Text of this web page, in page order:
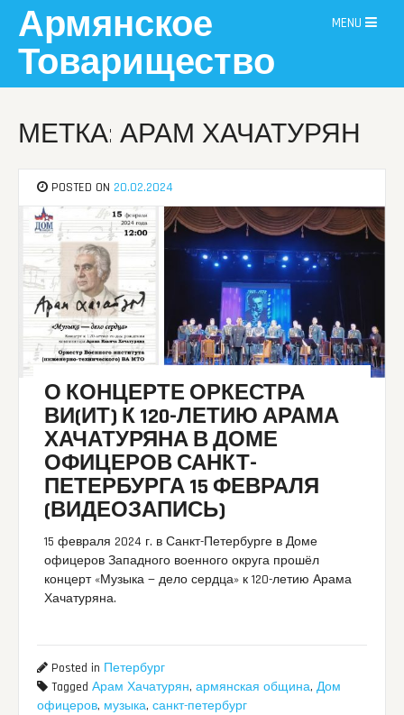
content
Армянское
Товарищество
MENU
МЕТКА: АРАМ ХАЧАТУРЯН
POSTED ON 20.02.2024
О КОНЦЕРТЕ ОРКЕСТРА
ВИ(ИТ) К 120-ЛЕТИЮ АРАМА
ХАЧАТУРЯНА В ДОМЕ
ОФИЦЕРОВ САНКТ-
ПЕТЕРБУРГА 15 ФЕВРАЛЯ
(ВИДЕОЗАПИСЬ)
15 февраля 2024 г. в Санкт-Петербурге в Доме
офицеров Западного военного округа прошёл
концерт «Музыка — дело сердца» к 120-летию Арама
Хачатуряна.
Posted in Петербург
TaggedАрам Хачатурян,армянская община,Дом
офицеров, музыка,санкт-петербург